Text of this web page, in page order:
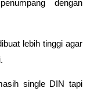
dengan
lebih tinggi agar
single DIN tapi